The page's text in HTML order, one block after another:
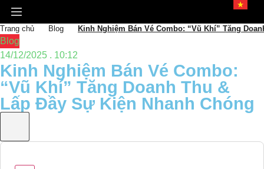
Trang chủ Blog Kinh Nghiệm Bán Vé Combo: “Vũ Khí” Tăng
Blog
14/12/2025 . 10:12
Kinh Nghiệm Bán Vé Combo:
“Vũ Khí” Tăng Doanh Thu &
Lấp Đầy Sự Kiện Nhanh Chóng